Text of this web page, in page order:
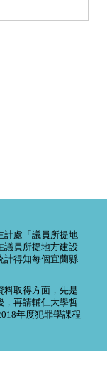
計處「議員所提地
議員所提地方建設
計得知每個宜蘭縣
料取得方面，先是
，再請輔仁大學哲
年度犯罪學課程